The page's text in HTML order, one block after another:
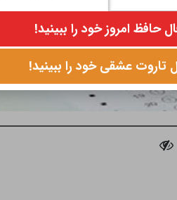
حافظ امروز خود را ببینید!
تاروت عشقی خود را ببینید!